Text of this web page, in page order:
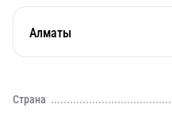
Алматы
Страна